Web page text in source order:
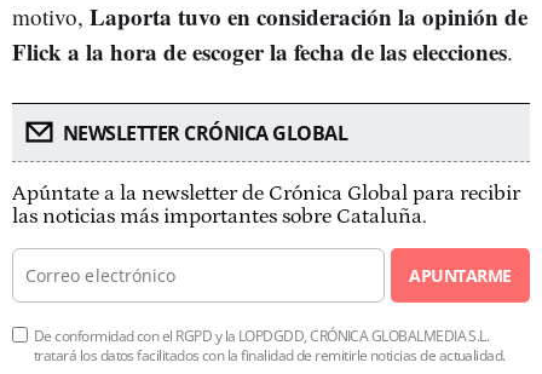
motivo, Laporta tuvo en consideración la opinión de
Flick a la hora de escoger la fecha de las elecciones.
NEWSLETTER CRÓNICA GLOBAL
Apúntate a la newsletter de Crónica Global para recibir
las noticias más importantes sobre Cataluña.
APUNTARME
De conformidad con el RGPD y la LOPDGDD, CRÓNICA GLOBALMEDIA S.L.
tratará los datos facilitados con la finalidad de remitirle noticias de actualidad.